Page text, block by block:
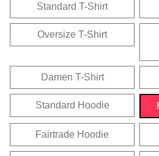
Standard T-Shirt
Oversize T-Shirt
Damen T-Shirt
Standard Hoodie
Fairtrade Hoodie